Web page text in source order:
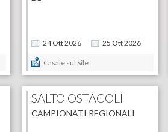
24Ott2026 25 Ott2026
Casale sul Sile
SALTO OSTACOLI
CAMPIONATI REGIONALI